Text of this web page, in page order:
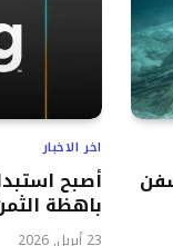
اخر الاخبار
أصبح
باهظة
23 أبريل, 2026